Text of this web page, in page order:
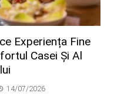
Experiența Fine
Casei Și Al
14/07/2026